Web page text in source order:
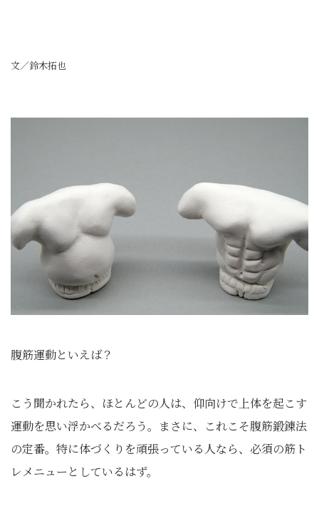
文／鈴木拓也
腹筋運動といえば？
こう聞かれたら、ほとんどの人は、仰向けで上体を起こす
運動を思い浮かべるだろう。まさに、これこそ腹筋鍛錬法
の定番。特に体づくりを頑張っている人なら、必須の筋ト
レメニューとしているはず。